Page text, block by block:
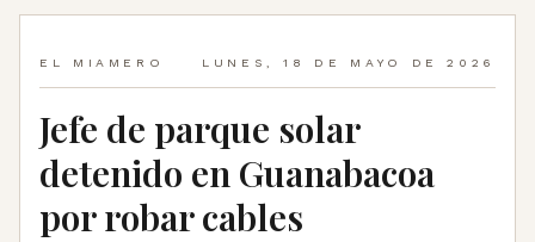
EL MIAMERO LUNES, 18 DE MAYO DE 2026
Jefe de parque solar
detenido en Guanabacoa
por robar cables